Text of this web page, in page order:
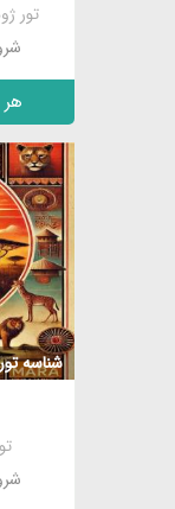
تور
هر
شناسه تور: